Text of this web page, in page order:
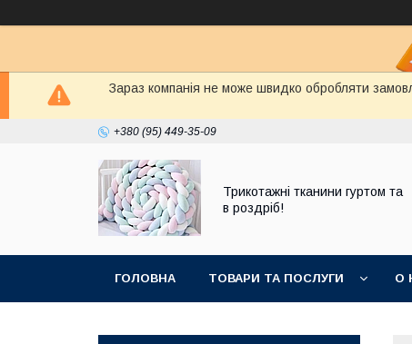
Зараз компанія не може швидко обробляти
+380 (95) 449-35-09
Трикотажні тканини гуртом та
в роздріб!
ГОЛОВНА ТОВАРИ ТА ПОСЛУГИ О